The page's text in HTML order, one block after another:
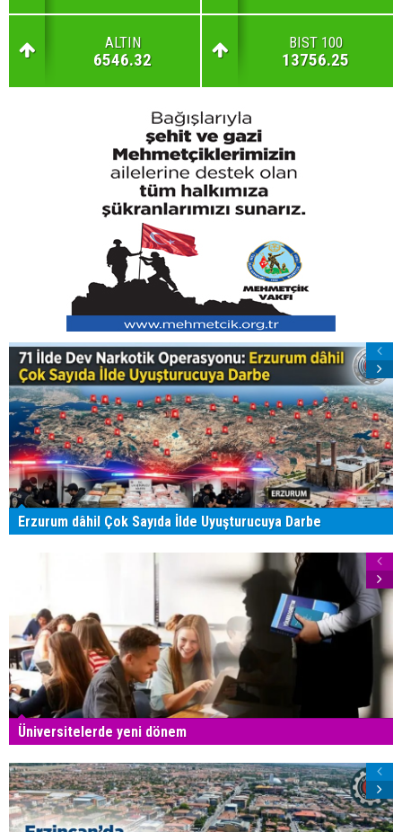
ALTIN
6546.32
BIST 100
13756.25
Erzurum dâhil Çok Sayıda İlde Uyuşturucuya Darbe
Üniversitelerde yeni dönem